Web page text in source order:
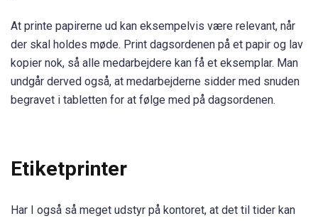
At printe papirerne ud kan eksempelvis være relevant, når
der skal holdes møde. Print dagsordenen på et papir og lav
kopier nok, så alle medarbejdere kan få et eksemplar. Man
undgår derved også, at medarbejderne sidder med snuden
begravet i tabletten for at følge med på dagsordenen.
Etiketprinter
Har I også så meget udstyr på kontoret, at det til tider kan